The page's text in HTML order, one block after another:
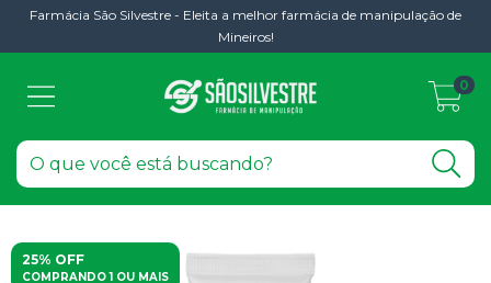
Farmácia São Silvestre - Eleita a melhor farmácia de manipulação de
Mineiros!
0
25% OFF
COMPRANDO 1 OU MAIS